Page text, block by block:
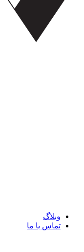
وبلاگ
تماس با ما